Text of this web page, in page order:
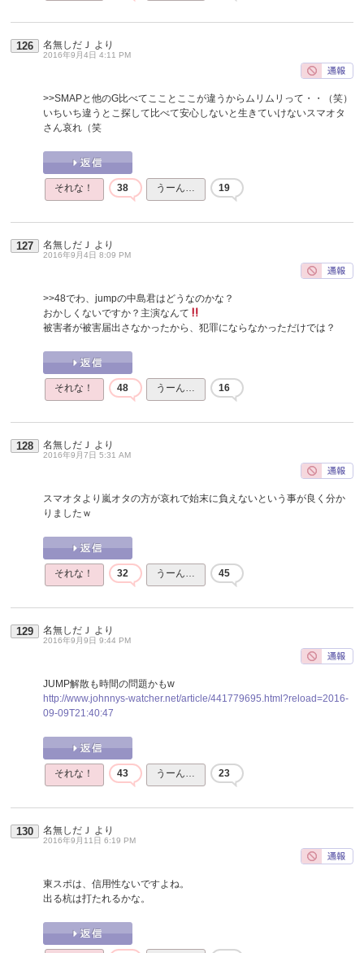
126 名無しだＪ より
2016年9月4日 4:11 PM
>>SMAPと他のG比べてこことここが違うからムリムリって・・（笑）
いちいち違うとこ探して比べて安心しないと生きていけないスマオタ
さん哀れ（笑
それな！ 38 うーん… 19
127 名無しだＪ より
2016年9月4日 8:09 PM
>>48でわ、jumpの中島君はどうなのかな？
おかしくないですか？主演なんて
被害者が被害届出さなかったから、犯罪にならなかっただけでは？
それな！ 48 うーん… 16
128 名無しだＪ より
2016年9月7日 5:31 AM
スマオタより嵐オタの方が哀れで始末に負えないという事が良く分か
りましたｗ
それな！ 32 うーん… 45
129 名無しだＪ より
2016年9月9日 9:44 PM
JUMP解散も時間の問題かもw
http://www.johnnys-watcher.net/article/441779695.html?reload=2016-
09-09T21:40:47
それな！ 43 うーん… 23
130 名無しだＪ より
2016年9月11日 6:19 PM
東スポは、信用性ないですよね。
出る杭は打たれるかな。